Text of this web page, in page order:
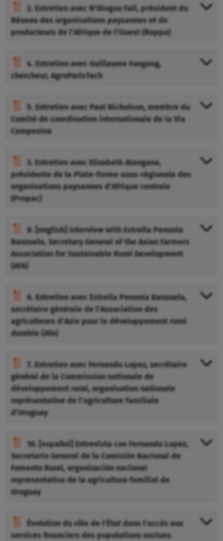
2. Entretien avec N’Diogou Fall, président du
Réseau des organisations paysannes et de
producteurs de l’Afrique de l’Ouest (Roppa)
4. Entretien avec Guillaume Fongang,
chercheur, AgroParisTech
5. Entretien avec Paul Nicholson, membre du
Comité de coordination internationale de la Via
Campesina
3. Entretien avec Elizabeth Atangana,
présidente de la Plate-forme sous-régionale des
organisations paysannes d’Afrique centrale
(Propac)
9. [english] Interview with Estrella Penunia
Banzuela, Secretary General of the Asian Farmers
Association for Sustainable Rural Development
(AFA)
6. Entretien avec Estrella Penunia Banzuela,
secrétaire générale de l’Association des
agriculteurs d’Asie pour le développement rural
durable (Afa)
7. Entretien avec Fernando Lopez, secrétaire
général de la Commission nationale de
développement rural, organisation nationale
représentative de l’agriculture familiale
d’Uruguay
10. [español] Entrevista con Fernando Lopez,
Secretario General de la Comisión Nacional de
Fomento Rural, organización nacional
representativa de la agricultura familial de
Uruguay
Évolution du rôle de l'État dans l'accès aux
services financiers des populations exclues